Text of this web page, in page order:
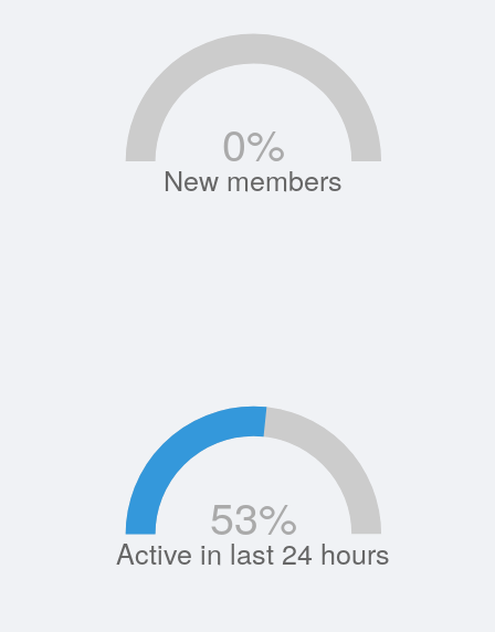
New members
0%
Active in last 24 hours
53%